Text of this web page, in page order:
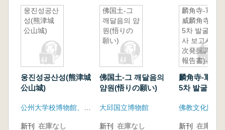
웅진성공산
성(熊津城
公山城)
웅진성공산성(熊津城
公山城)
新刊 在庫なし
佛国土-그
깨달음의 얌
원(悟りの
願い)
佛国土-그 깨달음의
얌원(悟りの願い)
大邱国立博物館
新刊 在庫なし
麟角寺-軍
威麟角寺
5차 발굴조
사 보고서(5
次発掘調査
報告書)-
麟角寺-軍
5차 발굴조사
佛教文化財研
新刊 在庫なし